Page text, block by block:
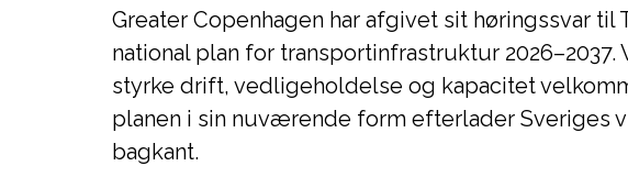
Greater Copenhagen har afgivet sit høringssvar til
national plan for transportinfrastruktur
styrke drift, vedligeholdelse og kapacitet
planen i sin nuværende form efterlader Sveriges
bagkant.